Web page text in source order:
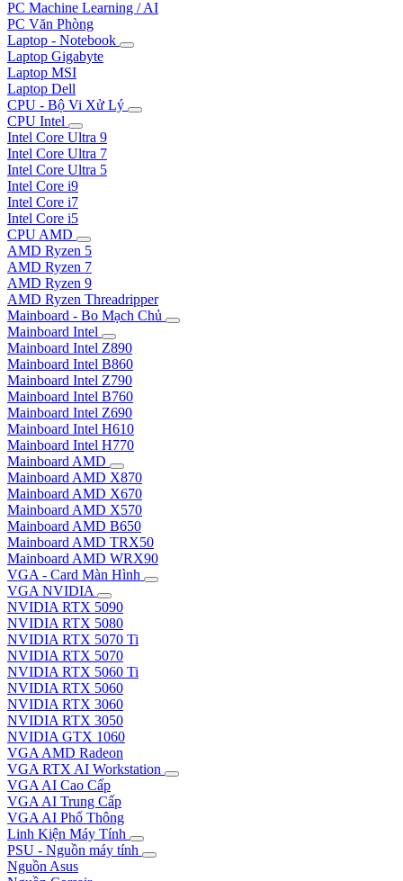
PC Machine Learning / AI
PC Văn Phòng
Laptop - Notebook
Laptop Gigabyte
Laptop MSI
Laptop Dell
CPU - Bộ Vi Xử Lý
CPU Intel
Intel Core Ultra 9
Intel Core Ultra 7
Intel Core Ultra 5
Intel Core i9
Intel Core i7
Intel Core i5
CPU AMD
AMD Ryzen 5
AMD Ryzen 7
AMD Ryzen 9
AMD Ryzen Threadripper
Mainboard - Bo Mạch Chủ
Mainboard Intel
Mainboard Intel Z890
Mainboard Intel B860
Mainboard Intel Z790
Mainboard Intel B760
Mainboard Intel Z690
Mainboard Intel H610
Mainboard Intel H770
Mainboard AMD
Mainboard AMD X870
Mainboard AMD X670
Mainboard AMD X570
Mainboard AMD B650
Mainboard AMD TRX50
Mainboard AMD WRX90
VGA - Card Màn Hình
VGA NVIDIA
NVIDIA RTX 5090
NVIDIA RTX 5080
NVIDIA RTX 5070 Ti
NVIDIA RTX 5070
NVIDIA RTX 5060 Ti
NVIDIA RTX 5060
NVIDIA RTX 3060
NVIDIA RTX 3050
NVIDIA GTX 1060
VGA AMD Radeon
VGA RTX AI Workstation
VGA AI Cao Cấp
VGA AI Trung Cấp
VGA AI Phổ Thông
Linh Kiện Máy Tính
PSU - Nguồn máy tính
Nguồn Asus